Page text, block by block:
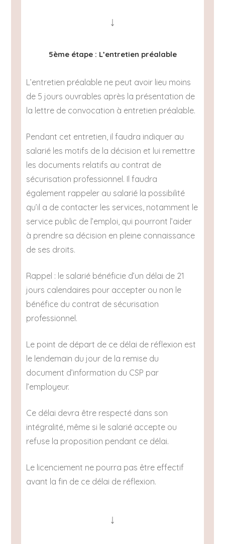
↓
5ème étape : L’entretien préalable
L’entretien préalable ne peut avoir lieu moins
de 5 jours ouvrables après la présentation de
la lettre de convocation à entretien préalable.
Pendant cet entretien, il faudra indiquer au
salarié les motifs de la décision et lui remettre
les documents relatifs au contrat de
sécurisation professionnel. Il faudra
également rappeler au salarié la possibilité
qu’il a de contacter les services, notamment le
service public de l’emploi, qui pourront l’aider
à prendre sa décision en pleine connaissance
de ses droits.
Rappel : le salarié bénéficie d’un délai de 21
jours calendaires pour accepter ou non le
bénéfice du contrat de sécurisation
professionnel.
Le point de départ de ce délai de réflexion est
le lendemain du jour de la remise du
document d’information du CSP par
l’employeur.
Ce délai devra être respecté dans son
intégralité, même si le salarié accepte ou
refuse la proposition pendant ce délai.
Le licenciement ne pourra pas être effectif
avant la fin de ce délai de réflexion.
↓